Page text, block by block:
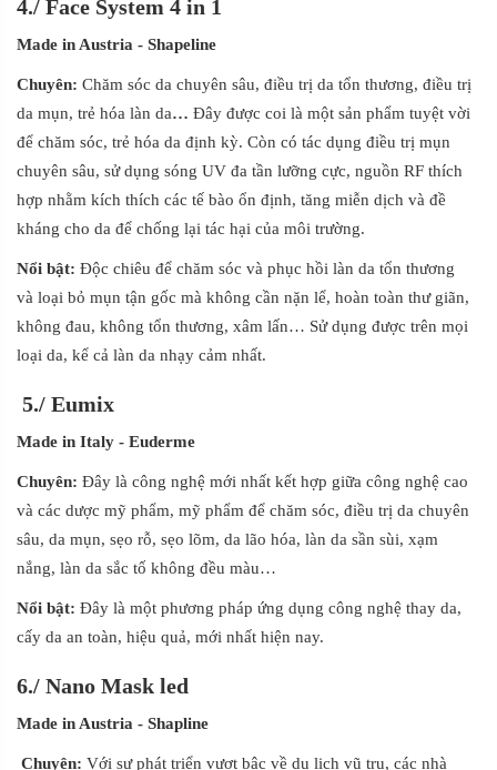
4./ Face System 4 in 1
Made in Austria - Shapeline
Chuyên: Chăm sóc da chuyên sâu, điều trị da tổn thương, điều trị
da mụn, trẻ hóa làn da… Đây được coi là một sản phẩm tuyệt vời
để chăm sóc, trẻ hóa da định kỳ. Còn có tác dụng điều trị mụn
chuyên sâu, sử dụng sóng UV đa tần lưỡng cực, nguồn RF thích
hợp nhằm kích thích các tế bào ổn định, tăng miễn dịch và đề
kháng cho da để chống lại tác hại của môi trường.
Nổi bật: Độc chiêu để chăm sóc và phục hồi làn da tổn thương
và loại bỏ mụn tận gốc mà không cần nặn lể, hoàn toàn thư giãn,
không đau, không tổn thương, xâm lấn… Sử dụng được trên mọi
loại da, kể cả làn da nhạy cảm nhất.
5./ Eumix
Made in Italy - Euderme
Chuyên: Đây là công nghệ mới nhất kết hợp giữa công nghệ cao
và các dược mỹ phẩm, mỹ phẩm để chăm sóc, điều trị da chuyên
sâu, da mụn, sẹo rỗ, sẹo lõm, da lão hóa, làn da sần sùi, xạm
nắng, làn da sắc tố không đều màu…
Nổi bật: Đây là một phương pháp ứng dụng công nghệ thay da,
cấy da an toàn, hiệu quả, mới nhất hiện nay.
6./ Nano Mask led
Made in Austria - Shapline
Chuyên: Với sự phát triển vượt bậc về du lịch vũ trụ, các nhà